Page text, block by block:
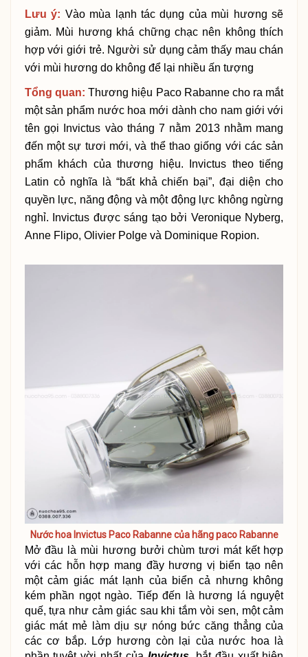
Lưu ý: Vào mùa lạnh tác dụng của mùi hương sẽ
giảm. Mùi hương khá chững chạc nên không thích
hợp với giới trẻ. Người sử dụng cảm thấy mau chán
với mùi hương do không để lại nhiều ấn tượng
Tổng quan: Thương hiệu Paco Rabanne cho ra mắt
một sản phẩm nước hoa mới dành cho nam giới với
tên gọi Invictus vào tháng 7 nằm 2013 nhằm mang
đến một sự tươi mới, và thể thao giống với các sản
phẩm khách của thương hiệu. Invictus theo tiếng
Latin cỏ nghĩa là “bất khả chiến bại”, đại diện cho
quyền lực, năng động và một động lực không ngừng
nghỉ. Invictus được sáng tạo bởi Veronique Nyberg,
Anne Flipo, Olivier Polge và Dominique Ropion.
Nước hoa Invictus Paco Rabanne của hãng paco Rabanne
Mở đầu là mùi hương bưởi chùm tươi mát kết hợp
với các hỗn hợp mang đầy hương vị biển tạo nên
một cảm giác mát lạnh của biển cả nhưng không
kém phần ngọt ngào. Tiếp đến là hương lá nguyệt
quế, tựa như cảm giác sau khi tắm vòi sen, một cảm
giác mát mẻ làm dịu sự nóng bức căng thẳng của
các cơ bắp. Lớp hương còn lại của nước hoa là